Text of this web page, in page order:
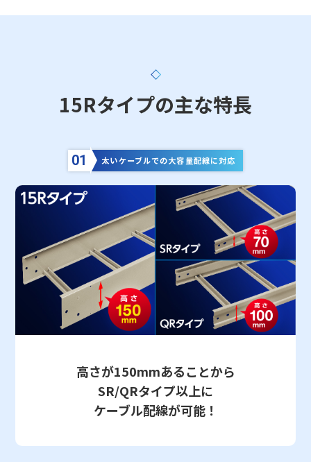
15Rタイプの主な特長
01 太いケーブルでの大容量配線に対応
高さが150mmあることから
SR/QRタイプ以上に
ケーブル配線が可能！